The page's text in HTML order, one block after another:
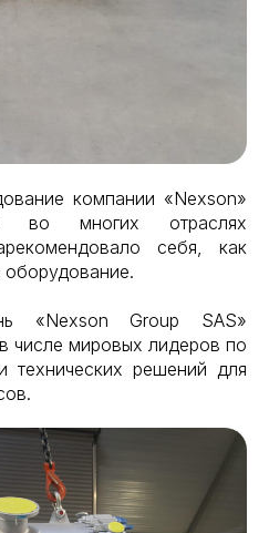
компании «Nexson»
во многих отраслях
себя, как
«Nexson Group SAS»
числе мировых лидеров по
технических решений для